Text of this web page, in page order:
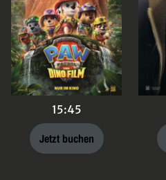
15:45
Jetzt buchen